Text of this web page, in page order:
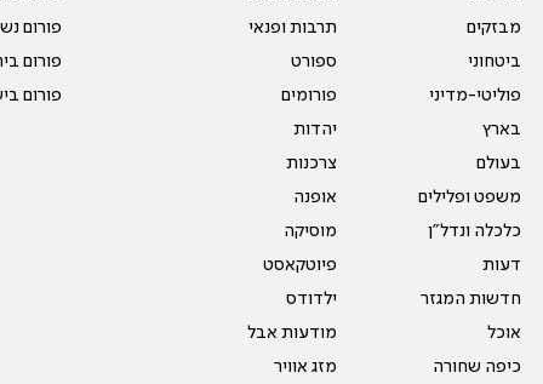
מבזקים
ביטחוני
פוליטי-מדיני
בארץ
בעולם
משפט ופלילים
כלכלה ונדל"ן
דעות
חדשות המגזר
אוכל
כיפה שחורה
תרבות ופנאי
ספורט
פורומים
יהדות
צרכנות
אופנה
מוסיקה
פיוטקאסט
ילדודס
מודעות אבל
מזג אוויר
פורום
פורום
פורום